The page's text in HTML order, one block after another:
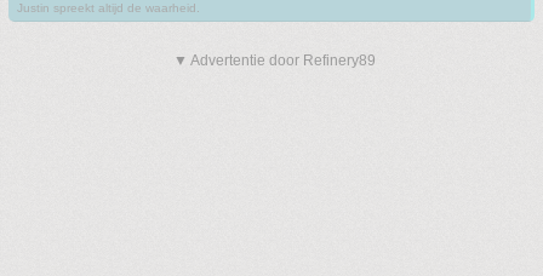
Justin spreekt altijd de waarheid.
▼ Advertentie door Refinery89